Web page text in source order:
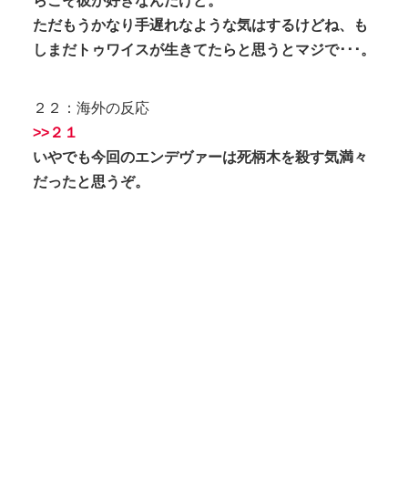
ただもうかなり手遅れなような気はするけどね、も
しまだトゥワイスが生きてたらと思うとマジで･･･。
２２：海外の反応
>>２１
いやでも今回のエンデヴァーは死柄木を殺す気満々
だったと思うぞ。